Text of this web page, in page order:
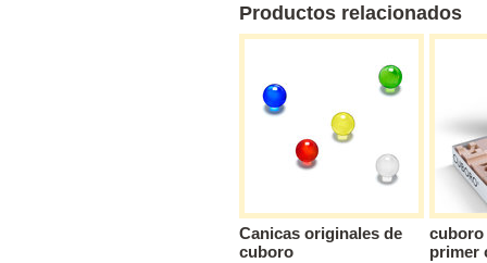
Productos relacionados
Canicas originales de
cuboro
cuboro
primer